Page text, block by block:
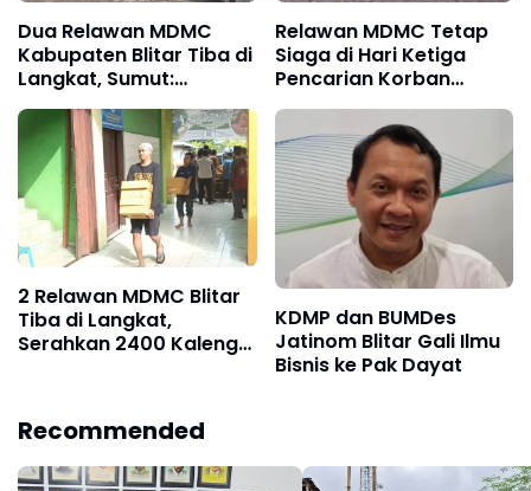
Dua Relawan MDMC
Kabupaten Blitar Tiba di
Langkat, Sumut:
"Indonesia Butuh
Langkah Nyata!"
Relawan MDMC Tetap
Siaga di Hari Ketiga
Pencarian Korban
Terseret Ombak
2 Relawan MDMC Blitar
Tiba di Langkat,
Serahkan 2400 Kaleng
KDMP dan BUMDes
Jatinom Blitar Gali Ilmu
Bisnis ke Pak Dayat
Recommended